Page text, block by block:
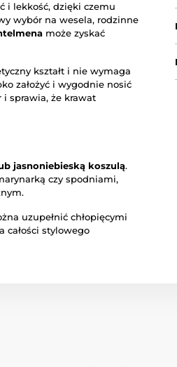
i lekkość, dzięki czemu
wybór na wesela, rodzinne
może zyskać
kształt i nie wymaga
założyć i wygodnie nosić
i sprawia, że krawat
jasnoniebieską koszulą.
czy spodniami,
uzupełnić chłopięcymi
całości stylowego